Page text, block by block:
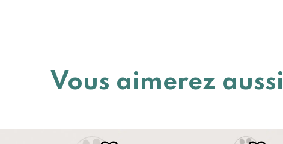
Vous aimerez aussi